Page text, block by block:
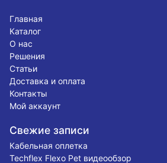
Главная
Каталог
О нас
Решения
Статьи
Доставка и оплата
Контакты
Мой аккаунт
Свежие записи
Кабельная оплетка
Techflex Flexo Pet видеообзор